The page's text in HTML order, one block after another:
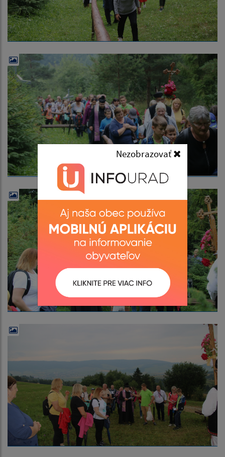
Nezobrazovať